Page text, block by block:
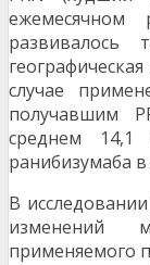
развивалось
случае
получавшим
среднем 14,1
ранибизумаба
В
изменений
применяемого